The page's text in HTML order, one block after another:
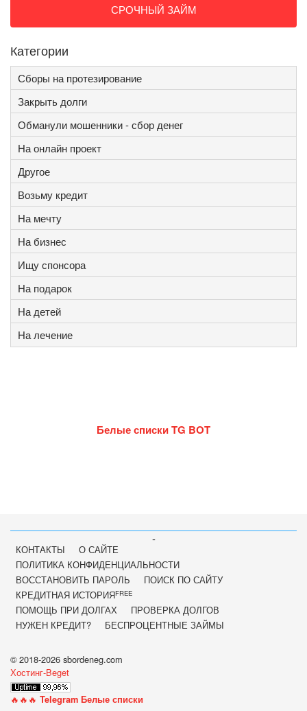
СРОЧНЫЙ ЗАЙМ
Категории
Сборы на протезирование
Закрыть долги
Обманули мошенники - сбор денег
На онлайн проект
Другое
Возьму кредит
На мечту
На бизнес
Ищу спонсора
На подарок
На детей
На лечение
Белые списки TG BOT
-
КОНТАКТЫ
О САЙТЕ
ПОЛИТИКА КОНФИДЕНЦИАЛЬНОСТИ
ВОССТАНОВИТЬ ПАРОЛЬ
ПОИСК ПО САЙТУ
КРЕДИТНАЯ ИСТОРИЯFREE
ПОМОЩЬ ПРИ ДОЛГАХ
ПРОВЕРКА ДОЛГОВ
НУЖЕН КРЕДИТ?
БЕСПРОЦЕНТНЫЕ ЗАЙМЫ
© 2018-2026 sbordeneg.com
Хостинг-Beget
🔥🔥🔥 Telegram Белые списки